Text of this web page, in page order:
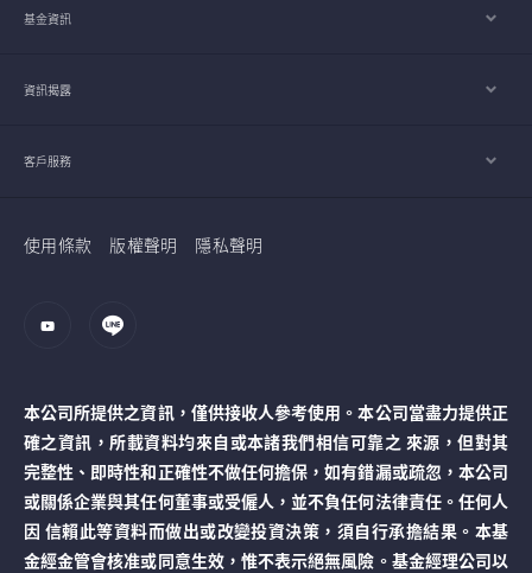
基金資訊
資訊揭露
客戶服務
使用條款 版權聲明 隱私聲明
本公司所提供之資訊，僅供接收人參考使用。本公司當盡力提供正
確之資訊，所載資料均來自或本諸我們相信可靠之 來源，但對其
完整性、即時性和正確性不做任何擔保，如有錯漏或疏忽，本公司
或關係企業與其任何董事或受僱人，並不負任何法律責任。任何人
因 信賴此等資料而做出或改變投資決策，須自行承擔結果。本基
金經金管會核准或同意生效，惟不表示絕無風險。基金經理公司以